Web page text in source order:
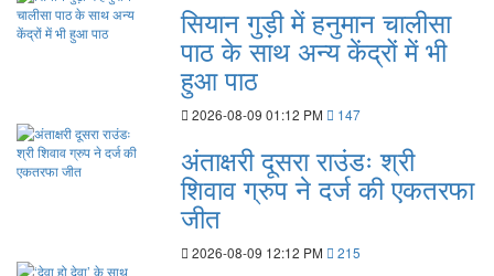
सियान गुड़ी में हनुमान चालीसा
पाठ के साथ अन्य केंद्रों में भी
हुआ पाठ
2026-08-09 01:12 PM 147
अंताक्षरी दूसरा राउंडः श्री
शिवाव ग्रुप ने दर्ज की एकतरफा
जीत
2026-08-09 12:12 PM 215